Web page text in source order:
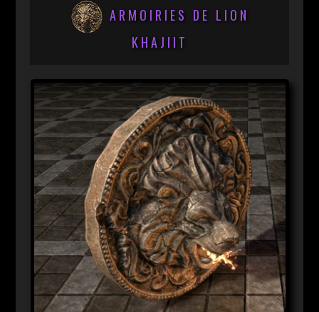
ARMOIRIES DE LION
KHAJIIT